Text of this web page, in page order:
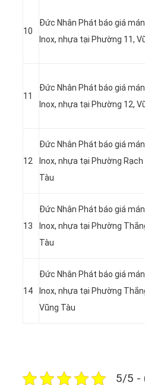
10
Đức Nhân Phát báo giá
Inox, nhựa tại Phường 11,
11
Đức Nhân Phát báo giá
Inox, nhựa tại Phường 12,
12
Đức Nhân Phát báo giá
Inox, nhựa tại Phường Rạch
Tàu
13
Đức Nhân Phát báo giá
Inox, nhựa tại Phường
Tàu
14
Đức Nhân Phát báo giá
Inox, nhựa tại Phường
Vũng Tàu
5/5 -